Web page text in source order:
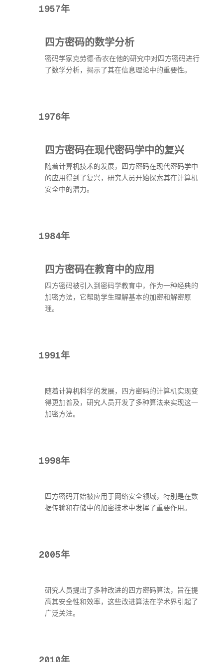
1957年
四方密码的数学分析
密码学家克劳德·香农在他的研究中对四方密码进行
了数学分析，揭示了其在信息理论中的重要性。
1976年
四方密码在现代密码学中的复兴
随着计算机技术的发展，四方密码在现代密码学中
的应用得到了复兴，研究人员开始探索其在计算机
安全中的潜力。
1984年
四方密码在教育中的应用
四方密码被引入到密码学教育中，作为一种经典的
加密方法，它帮助学生理解基本的加密和解密原
理。
1991年
随着计算机科学的发展，四方密码的计算机实现变
得更加普及，研究人员开发了多种算法来实现这一
加密方法。
1998年
四方密码开始被应用于网络安全领域，特别是在数
据传输和存储中的加密技术中发挥了重要作用。
2005年
研究人员提出了多种改进的四方密码算法，旨在提
高其安全性和效率，这些改进算法在学术界引起了
广泛关注。
2010年